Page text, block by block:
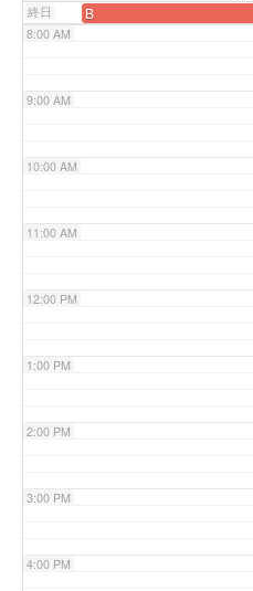
終日 B
8:00 AM
9:00 AM
10:00 AM
11:00 AM
12:00 PM
1:00 PM
2:00 PM
3:00 PM
4:00 PM